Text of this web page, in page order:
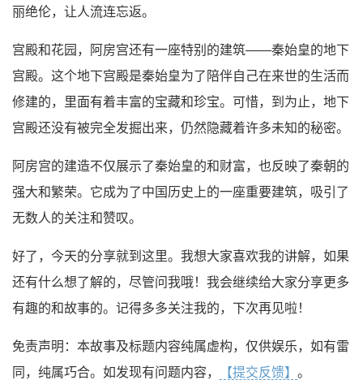
丽绝伦，让人流连忘返。
宫殿和花园，阿房宫还有一座特别的建筑——秦始皇的地下
宫殿。这个地下宫殿是秦始皇为了陪伴自己在来世的生活而
修建的，里面有着丰富的宝藏和珍宝。可惜，到为止，地下
宫殿还没有被完全发掘出来，仍然隐藏着许多未知的秘密。
阿房宫的建造不仅展示了秦始皇的和财富，也反映了秦朝的
强大和繁荣。它成为了中国历史上的一座重要建筑，吸引了
无数人的关注和赞叹。
好了，今天的分享就到这里。我想大家喜欢我的讲解，如果
还有什么想了解的，尽管问我哦！我会继续给大家分享更多
有趣的和故事的。记得多多关注我的，下次再见啦！
免责声明：本故事及标题内容纯属虚构，仅供娱乐，如有雷
同，纯属巧合。如发现有问题内容，
【提交反馈】 。